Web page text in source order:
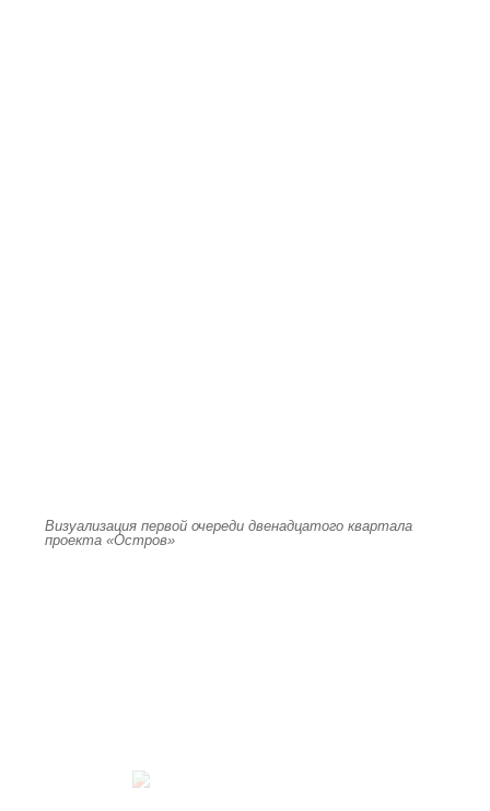
Визуализация первой очереди двенадцатого квартала
проекта «Остров»